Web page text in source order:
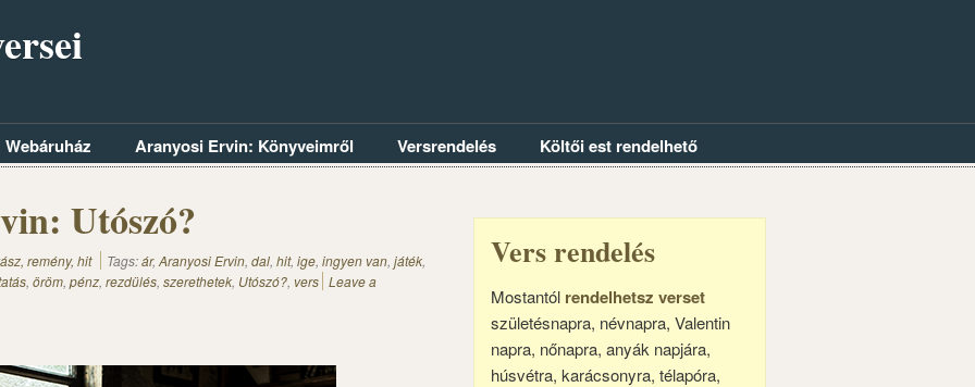
Webáruház Aranyosi Ervin: Könyveimről Versrendelés Költői est rendelhető
Utószó?
remény, hit Tags:ár, Aranyosi Ervin, dal, hit, ige, ingyen van, játék,
, öröm, pénz, rezdülés, szerethetek, Utószó?, vers Leave a
Vers rendelés
Mostantól rendelhetsz verset
születésnapra, névnapra, Valentin
napra, nőnapra, anyák napjára,
húsvétra, karácsonyra, télapóra,